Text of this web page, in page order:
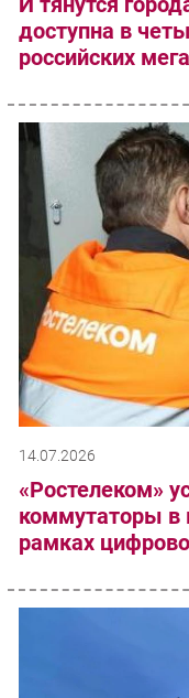
доступна в
российских
14.07.2026
«Ростелеком»
коммутаторы в
рамках